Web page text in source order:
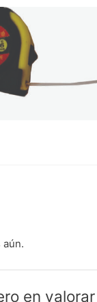
aún.
en valorar